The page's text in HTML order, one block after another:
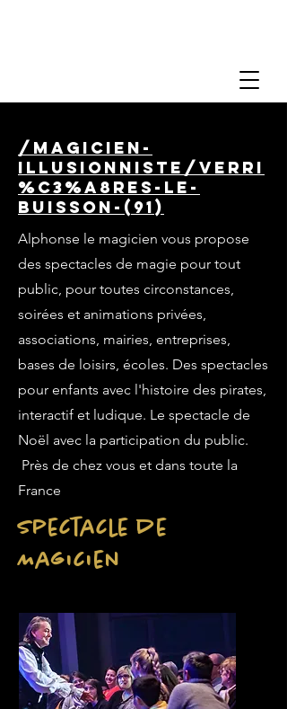
/magicien-
illusionniste/verri
%C3%A8res-le-
buisson-(91)
Alphonse le magicien vous propose
des spectacles de magie pour tout
public, pour toutes circonstances,
soirées et animations privées,
associations, mairies, entreprises,
bases de loisirs, écoles. Des spectacles
pour enfants avec l'histoire des pirates,
interactif et ludique. Le spectacle de
Noël avec la participation du public.
Près de chez vous et dans toute la
France
Spectacle de
Magicien